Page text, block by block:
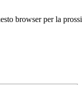
browser per la